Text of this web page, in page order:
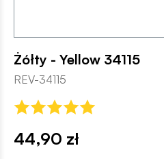
Żółty - Yellow 34115
REV-34115
44,90 zł